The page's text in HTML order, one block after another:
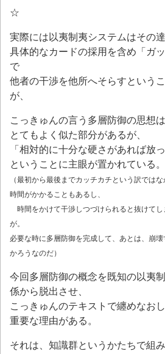
☆
実際には以夷制夷システムはその達
具体的なカードの採用を含め「ガ
で
他者の干渉を他所へそらすという
が、
こっきゅんの言う多層防御の思想
とてもよく似た部分があるが、
「相対的に十分な硬さがあれば放
ということに主眼が置かれている。
（最初から最後までカッチカチという訳ではな
時間がかかることもあるし、
時間をかけて干渉しつづけられると抜けて
が。
必要な時に多層防御を完成して、あとは、崩
かろうなのだ）
今回多層防御の概念を既知の以夷
係から脱出させ、
こっきゅんのテキストで纏めなお
重要な理由がある。
それは、知識群というかたちで組